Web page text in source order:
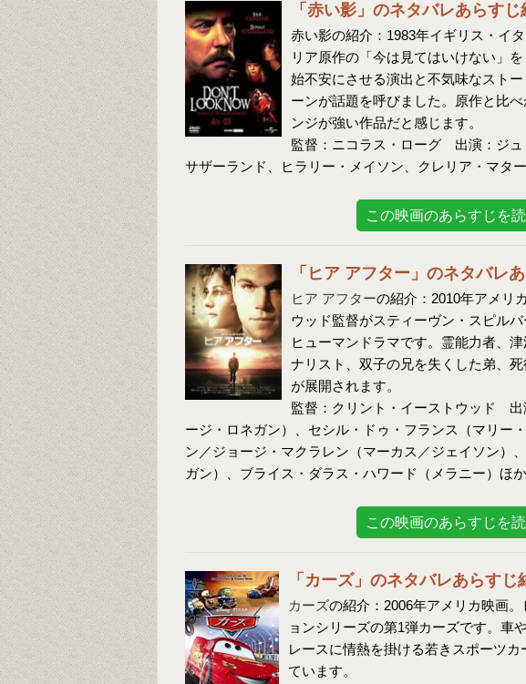
「赤い影」のネタバレあらすじ
赤い影の紹介：1983年イギリス・イ
リア原作の「今は見てはいけない」
始不安にさせる演出と不気味なスト
ーンが話題を呼びました。原作と比
ンジが強い作品だと感じます。
監督：ニコラス・ローグ 出演：ジュ
サザーランド、ヒラリー・メイソン、クレリア・マタ
この映画のあらすじを
「ヒア アフター」のネタバレ
ヒア アフターの紹介：2010年アメリ
ウッド監督がスティーヴン・スピル
ヒューマンドラマです。霊能力者、
ナリスト、双子の兄を失くした弟、
が展開されます。
監督：クリント・イーストウッド 出
ージ・ロネガン）、セシル・ドゥ・フランス（マリー
ン／ジョージ・マクラレン（マーカス／ジェイソン）
ガン）、ブライス・ダラス・ハワード（メラニー）ほか
この映画のあらすじを
「カーズ」のネタバレあらすじ
カーズの紹介：2006年アメリカ映画
ョンシリーズの第1弾カーズです。車
レースに情熱を掛ける若きスポーツ
ています。